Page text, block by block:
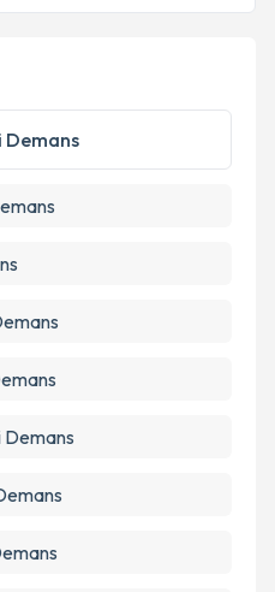
ilişkin
verilerimin belirtilen
kabul ediyorum.
Demans